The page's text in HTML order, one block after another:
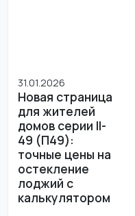
31.01.2026
Новая страница
для жителей
домов серии II-
49 (П49):
точные цены на
остекление
лоджий с
калькулятором